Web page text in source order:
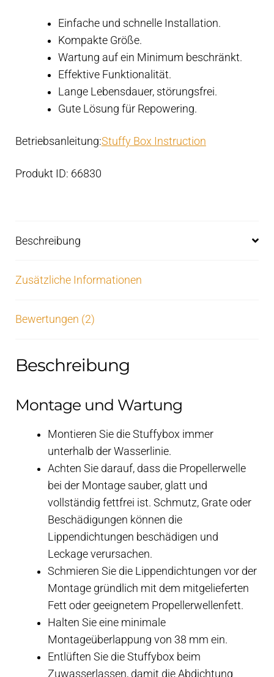
Einfache und schnelle Installation.
Kompakte Größe.
Wartung auf ein Minimum beschränkt.
Effektive Funktionalität.
Lange Lebensdauer, störungsfrei.
Gute Lösung für Repowering.
Betriebsanleitung:Stuffy Box Instruction
Produkt ID: 66830
Beschreibung
Zusätzliche Informationen
Bewertungen (2)
Beschreibung
Montage und Wartung
Montieren Sie die Stuffybox immer
unterhalb der Wasserlinie.
Achten Sie darauf, dass die Propellerwelle
bei der Montage sauber, glatt und
vollständig fettfrei ist. Schmutz, Grate oder
Beschädigungen können die
Lippendichtungen beschädigen und
Leckage verursachen.
Schmieren Sie die Lippendichtungen vor der
Montage gründlich mit dem mitgelieferten
Fett oder geeignetem Propellerwellenfett.
Halten Sie eine minimale
Montageüberlappung von 38 mm ein.
Entlüften Sie die Stuffybox beim
Zuwasserlassen, damit die Abdichtung